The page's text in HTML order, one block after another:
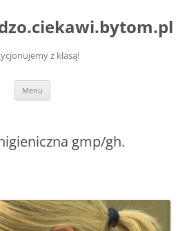
z klasą!
Menu
gmp/gh.